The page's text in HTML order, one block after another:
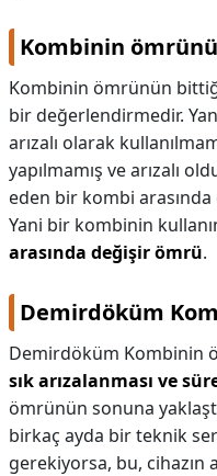
Kombinin
Kombinin ömrünün
bir değerlendirmedir.
arızalı olarak
yapılmamış ve arızalı
eden bir kombi arasında
Yani bir kombinin
arasında değişir ömrü.
Demirdöküm
Demirdöküm Kombinin
sık arızalanması ve
ömrünün sonuna
birkaç ayda bir teknik
gerekiyorsa, bu, cihazın